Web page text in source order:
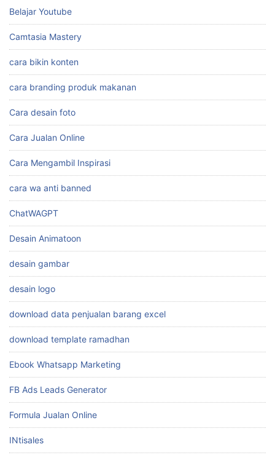
Belajar Youtube
Camtasia Mastery
cara bikin konten
cara branding produk makanan
Cara desain foto
Cara Jualan Online
Cara Mengambil Inspirasi
cara wa anti banned
ChatWAGPT
Desain Animatoon
desain gambar
desain logo
download data penjualan barang excel
download template ramadhan
Ebook Whatsapp Marketing
FB Ads Leads Generator
Formula Jualan Online
INtisales